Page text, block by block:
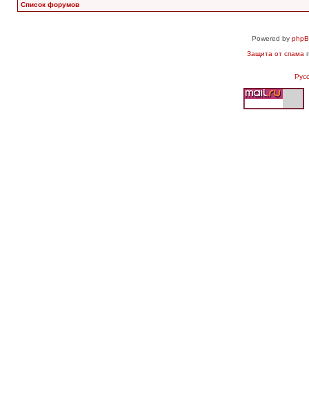
Список форумов
Powered by
Защита от спама